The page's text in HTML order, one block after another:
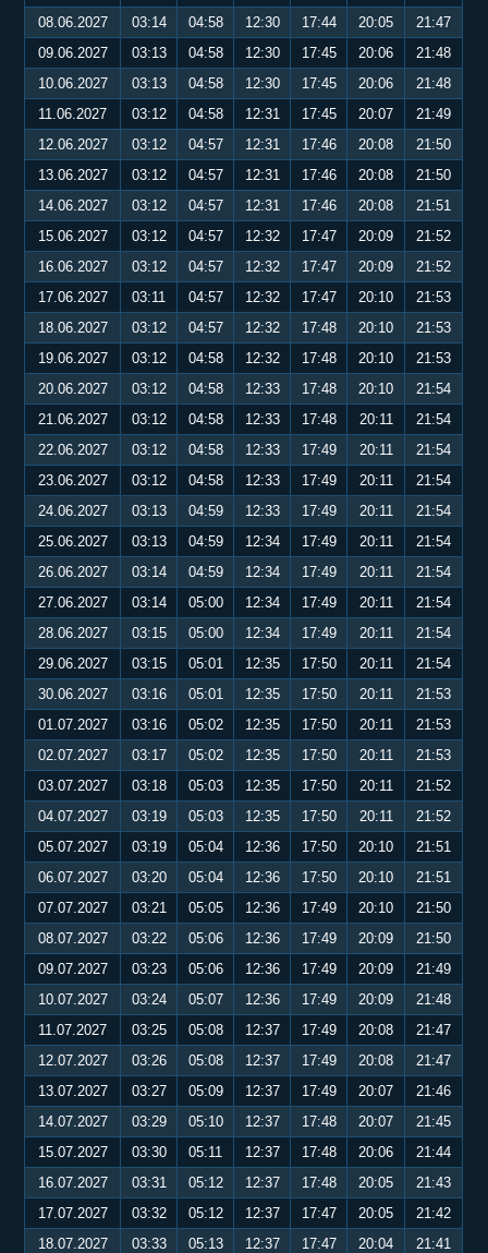
08.06.2027
03:14 04:58 12:30 17:44 20:05
21:47
09.06.2027
03:13 04:58 12:30 17:45 20:06
21:48
10.06.2027
03:13 04:58 12:30 17:45 20:06
21:48
11.06.2027
03:12 04:58 12:31 17:45 20:07
21:49
12.06.2027
03:12 04:57 12:31 17:46 20:08
21:50
13.06.2027
03:12 04:57 12:31 17:46 20:08
21:50
14.06.2027
03:12 04:57 12:31 17:46 20:08
21:51
15.06.2027
03:12 04:57 12:32 17:47 20:09
21:52
16.06.2027
03:12 04:57 12:32 17:47 20:09
21:52
17.06.2027
03:11 04:57 12:32 17:47 20:10
21:53
18.06.2027
03:12 04:57 12:32 17:48 20:10
21:53
19.06.2027
03:12 04:58 12:32 17:48 20:10
21:53
20.06.2027
03:12 04:58 12:33 17:48 20:10
21:54
21.06.2027
03:12 04:58 12:33 17:48 20:11
21:54
22.06.2027
03:12 04:58 12:33 17:49 20:11
21:54
23.06.2027
03:12 04:58 12:33 17:49 20:11
21:54
24.06.2027
03:13 04:59 12:33 17:49 20:11
21:54
25.06.2027
03:13 04:59 12:34 17:49 20:11
21:54
26.06.2027
03:14 04:59 12:34 17:49 20:11
21:54
27.06.2027
03:14 05:00 12:34 17:49 20:11
21:54
28.06.2027
03:15 05:00 12:34 17:49 20:11
21:54
29.06.2027
03:15 05:01 12:35 17:50 20:11
21:54
30.06.2027
03:16 05:01 12:35 17:50 20:11
21:53
01.07.2027
03:16 05:02 12:35 17:50 20:11
21:53
02.07.2027
03:17 05:02 12:35 17:50 20:11
21:53
03.07.2027
03:18 05:03 12:35 17:50 20:11
21:52
04.07.2027
03:19 05:03 12:35 17:50 20:11
21:52
05.07.2027
03:19 05:04 12:36 17:50 20:10
21:51
06.07.2027
03:20 05:04 12:36 17:50 20:10
21:51
07.07.2027
03:21 05:05 12:36 17:49 20:10
21:50
08.07.2027
03:22 05:06 12:36 17:49 20:09
21:50
09.07.2027
03:23 05:06 12:36 17:49 20:09
21:49
10.07.2027
03:24 05:07 12:36 17:49 20:09
21:48
11.07.2027
03:25 05:08 12:37 17:49 20:08
21:47
12.07.2027
03:26 05:08 12:37 17:49 20:08
21:47
13.07.2027
03:27 05:09 12:37 17:49 20:07
21:46
14.07.2027
03:29 05:10 12:37 17:48 20:07
21:45
15.07.2027
03:30 05:11 12:37 17:48 20:06
21:44
16.07.2027
03:31 05:12 12:37 17:48 20:05
21:43
17.07.2027
03:32 05:12 12:37 17:47 20:05
21:42
18.07.2027
03:33 05:13 12:37 17:47 20:04
21:41